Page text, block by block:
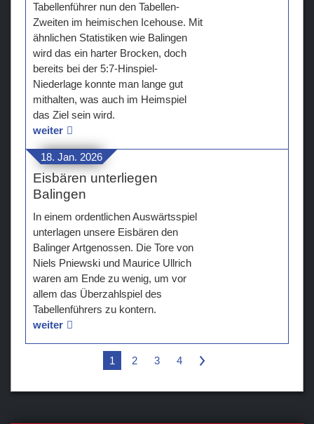
Tabellenführer nun den Tabellen-
Zweiten im heimischen Icehouse. Mit
ähnlichen Statistiken wie Balingen
wird das ein harter Brocken, doch
bereits bei der 5:7-Hinspiel-
Niederlage konnte man lange gut
mithalten, was auch im Heimspiel
das Ziel sein wird.
weiter
18. Jan. 2026
Eisbären unterliegen
Balingen
In einem ordentlichen Auswärtsspiel
unterlagen unsere Eisbären den
Balinger Artgenossen. Die Tore von
Niels Pniewski und Maurice Ullrich
waren am Ende zu wenig, um vor
allem das Überzahlspiel des
Tabellenführers zu kontern.
weiter
1 2 3 4 >